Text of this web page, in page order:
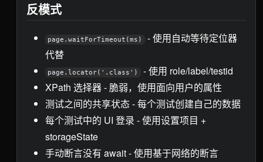
反模式
page.waitForTimeout(ms)
- 使用自动等待定位器
代替
page.locator('.class')
- 使用 role/label/testid
XPath 选择器 - 脆弱，使用面向用户的属性
测试之间的共享状态 - 每个测试创建自己的数据
每个测试中的 UI 登录 - 使用设置项目 +
storageState
手动断言没有 await - 使用基于网络的断言